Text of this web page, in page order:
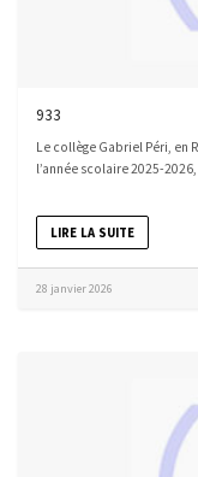
933
Le collège Gabriel Péri, en
l’année scolaire 2025-
LIRE LA SUITE
28 janvier 2026